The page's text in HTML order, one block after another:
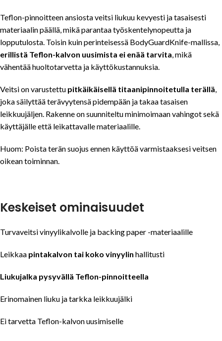
Teflon-pinnoitteen ansiosta veitsi liukuu kevyesti ja tasaisesti
materiaalin päällä, mikä parantaa työskentelynopeutta ja
lopputulosta. Toisin kuin perinteisessä BodyGuardKnife-mallissa,
erillistä Teflon-kalvon uusimista ei enää tarvita, mikä
vähentää huoltotarvetta ja käyttökustannuksia.
Veitsi on varustettu pitkäikäisellä titaanipinnoitetulla terällä,
joka säilyttää terävyytensä pidempään ja takaa tasaisen
leikkuujäljen. Rakenne on suunniteltu minimoimaan vahingot sekä
käyttäjälle että leikattavalle materiaalille.
Huom: Poista terän suojus ennen käyttöä varmistaaksesi veitsen
oikean toiminnan.
Keskeiset ominaisuudet
Turvaveitsi vinyylikalvolle ja backing paper -materiaalille
Leikkaa pintakalvon tai koko vinyylin hallitusti
Liukujalka pysyvällä Teflon-pinnoitteella
Erinomainen liuku ja tarkka leikkuujälki
Ei tarvetta Teflon-kalvon uusimiselle